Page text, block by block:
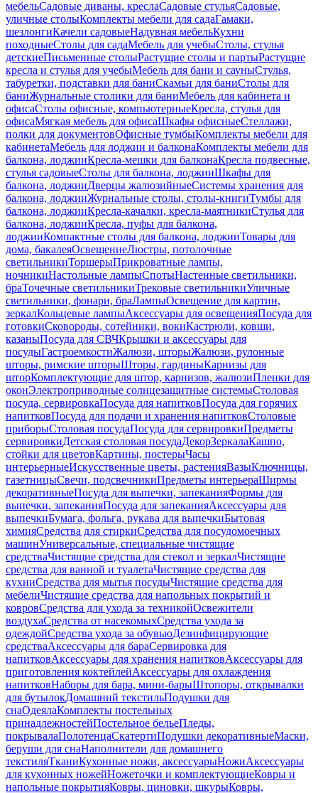
мебельСадовые диваны, креслаСадовые стульяСадовые,
уличные столыКомплекты мебели для садаГамаки,
шезлонгиКачели садовыеНадувная мебельКухни
походныеСтолы для садаМебель для учебыСтолы, стулья
детскиеПисьменные столыРастущие столы и партыРастущие
кресла и стулья для учебыМебель для бани и сауныСтулья,
табуретки, подставки для баниСкамьи для баниСтолы для
баниЖурнальные столики для баниМебель для кабинета и
офисаСтолы офисные, компьютерныеКресла, стулья для
офисаМягкая мебель для офисаШкафы офисныеСтеллажи,
полки для документовОфисные тумбыКомплекты мебели для
кабинетаМебель для лоджии и балконаКомплекты мебели для
балкона, лоджииКресла-мешки для балконаКресла подвесные,
стулья садовыеСтолы для балкона, лоджииШкафы для
балкона, лоджииДверцы жалюзийныеСистемы хранения для
балкона, лоджииЖурнальные столы, столы-книгиТумбы для
балкона, лоджииКресла-качалки, кресла-маятникиСтулья для
балкона, лоджииКресла, пуфы для балкона,
лоджииКомпактные столы для балкона, лоджииТовары для
дома, бакалеяОсвещениеЛюстры, потолочные
светильникиТоршерыПрикроватные лампы,
ночникиНастольные лампыСпотыНастенные светильники,
браТочечные светильникиТрековые светильникиУличные
светильники, фонари, браЛампыОсвещение для картин,
зеркалКольцевые лампыАксессуары для освещенияПосуда для
готовкиСковороды, сотейники, вокиКастрюли, ковши,
казаныПосуда для СВЧКрышки и аксессуары для
посудыГастроемкостиЖалюзи, шторыЖалюзи, рулонные
шторы, римские шторыШторы, гардиныКарнизы для
шторКомплектующие для штор, карнизов, жалюзиПленки для
оконЭлектроприводные солнцезащитные системыСтоловая
посуда, сервировкаПосуда для напитковПосуда для горячих
напитковПосуда для подачи и хранения напитковСтоловые
приборыСтоловая посудаПосуда для сервировкиПредметы
сервировкиДетская столовая посудаДекорЗеркалаКашпо,
стойки для цветовКартины, постерыЧасы
интерьерныеИскусственные цветы, растенияВазыКлючницы,
газетницыСвечи, подсвечникиПредметы интерьераШирмы
декоративныеПосуда для выпечки, запеканияФормы для
выпечки, запеканияПосуда для запеканияАксессуары для
выпечкиБумага, фольга, рукава для выпечкиБытовая
химияСредства для стиркиСредства для посудомоечных
машинУниверсальные, специальные чистящие
средстваЧистящие средства для стекол и зеркалЧистящие
средства для ванной и туалетаЧистящие средства для
кухниСредства для мытья посудыЧистящие средства для
мебелиЧистящие средства для напольных покрытий и
ковровСредства для ухода за техникойОсвежители
воздухаСредства от насекомыхСредства ухода за
одеждойСредства ухода за обувьюДезинфицирующие
средстваАксессуары для бараСервировка для
напитковАксессуары для хранения напитковАксессуары для
приготовления коктейлейАксессуары для охлаждения
напитковНаборы для бара, мини-барыШтопоры, открывалки
для бутылокДомашний текстильПодушки для
снаОдеялаКомплекты постельных
принадлежностейПостельное бельеПледы,
покрывалаПолотенцаСкатертиПодушки декоративныеМаски,
беруши для снаНаполнители для домашнего
текстиляТканиКухонные ножи, аксессуарыНожиАксессуары
для кухонных ножейНожеточки и комплектующиеКовры и
напольные покрытияКовры, циновки, шкурыКовры,